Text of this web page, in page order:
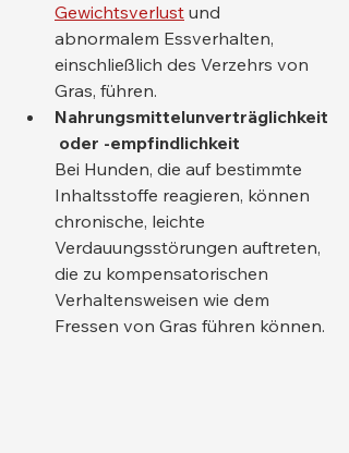
Gewichtsverlust und
abnormalem Essverhalten,
einschließlich des Verzehrs von
Gras, führen.
Nahrungsmittelunverträglichkeit
oder -empfindlichkeit
Bei Hunden, die auf bestimmte
Inhaltsstoffe reagieren, können
chronische, leichte
Verdauungsstörungen auftreten,
die zu kompensatorischen
Verhaltensweisen wie dem
Fressen von Gras führen können.